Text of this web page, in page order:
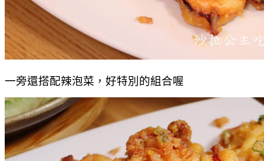
一旁還搭配辣泡菜，好特別的組合喔